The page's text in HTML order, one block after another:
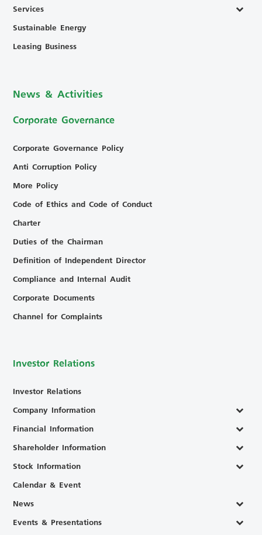
Services
Sustainable Energy
Leasing Business
News & Activities
Corporate Governance
Corporate Governance Policy
Anti Corruption Policy
More Policy
Code of Ethics and Code of Conduct
Charter
Duties of the Chairman
Definition of Independent Director
Compliance and Internal Audit
Corporate Documents
Channel for Complaints
Investor Relations
Investor Relations
Company Information
Financial Information
Shareholder Information
Stock Information
Calendar & Event
News
Events & Presentations